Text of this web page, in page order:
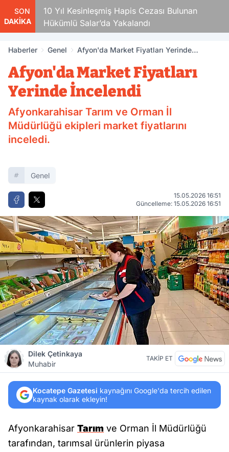
SON
DAKİKA
Kesinleşmiş Hapis Cezası Bulunan
Salar’da Yakalandı
Oğlunu
Haberler Genel
Afyon'da Market Fiyatları Yerinde
Afyon'da Market Fiyatları
Yerinde İncelendi
Afyonkarahisar Tarım ve Orman İl
Müdürlüğü ekipleri market fiyatlarını
inceledi.
Genel
15.05.2026 16:51
Güncelleme: 15.05.2026 16:51
Dilek Çetinkaya
Muhabir
TAKİP ET
Kocatepe Gazetesi kaynağını Google'da tercih edilen
kaynak olarak ekleyin!
Afyonkarahisar Tarım ve Orman İl Müdürlüğü
tarafından, tarımsal ürünlerin piyasa